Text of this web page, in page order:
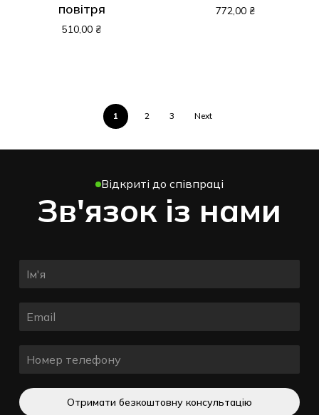
повітря
510,00 ₴
772,00 ₴
1 2 3 Next
Відкриті до співпраці
Зв'язок із нами
Отримати безкоштовну консультацію